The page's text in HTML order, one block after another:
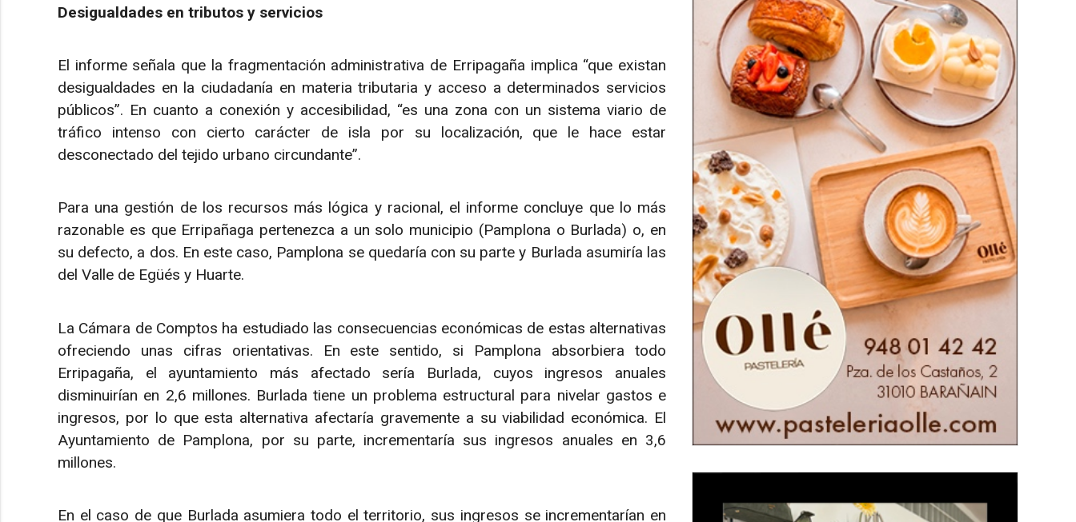
Desigualdades en tributos y servicios
El informe señala que la fragmentación administrativa de Erripagaña implica “que existan
desigualdades en la ciudadanía en materia tributaria y acceso a determinados servicios
públicos”. En cuanto a conexión y accesibilidad, “es una zona con un sistema viario de
tráfico intenso con cierto carácter de isla por su localización, que le hace estar
desconectado del tejido urbano circundante”.
Para una gestión de los recursos más lógica y racional, el informe concluye que lo más
razonable es que Erripañaga pertenezca a un solo municipio (Pamplona o Burlada) o, en
su defecto, a dos. En este caso, Pamplona se quedaría con su parte y Burlada asumiría las
del Valle de Egüés y Huarte.
La Cámara de Comptos ha estudiado las consecuencias económicas de estas alternativas
ofreciendo unas cifras orientativas. En este sentido, si Pamplona absorbiera todo
Erripagaña, el ayuntamiento más afectado sería Burlada, cuyos ingresos anuales
disminuirían en 2,6 millones. Burlada tiene un problema estructural para nivelar gastos e
ingresos, por lo que esta alternativa afectaría gravemente a su viabilidad económica. El
Ayuntamiento de Pamplona, por su parte, incrementaría sus ingresos anuales en 3,6
millones.
En el caso de que Burlada asumiera todo el territorio, sus ingresos se incrementarían en